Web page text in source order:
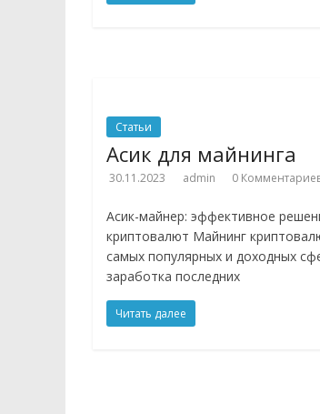
Статьи
Асик для майнинга
30.11.2023 admin 0
Асик-майнер: эффективное
криптовалют Майнинг
самых популярных и доходных
заработка последних
Читать далее